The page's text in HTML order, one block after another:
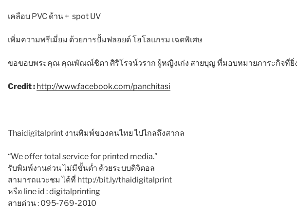
เคลือบ PVC ด้าน + spot UV
เพิ่มความพรีเมี่ยม ด้วยการปั้มฟลอยด์ โฮโลแกรม เฉดพิเศษ
ขอขอบพระคุณ คุณพัณณ์ชิตา ศิริโรจน์วราก ผู้หญิงเก่ง สายบุญ ที่มอบหมายภาระกิจที่ยิ่
Credit : http://www.facebook.com/panchitasi
Thaidigitalprint งานพิมพ์ของคนไทย ไปไกลถึงสากล
“We offer total service for printed media.”
รับพิมพ์งานด่วน ไม่มีขั้นต่ำ ด้วยระบบดิจิตอล
สามารถแวะชม ได้ที่ http://bit.ly/thaidigitalprint
หรือ line id : digitalprinting
สายด่วน : 095-769-2010